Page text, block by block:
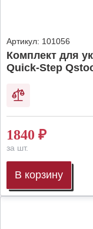
Артикул: 101056
Комплект для
Quick-Step
1840 ₽
за шт.
В корзину